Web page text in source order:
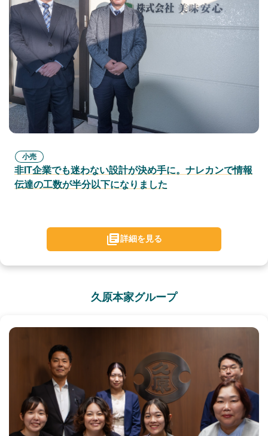
小売
非IT企業でも迷わない設計が決め手に。ナレカンで情報
伝達の工数が半分以下になりました
詳細を見る
久原本家グループ